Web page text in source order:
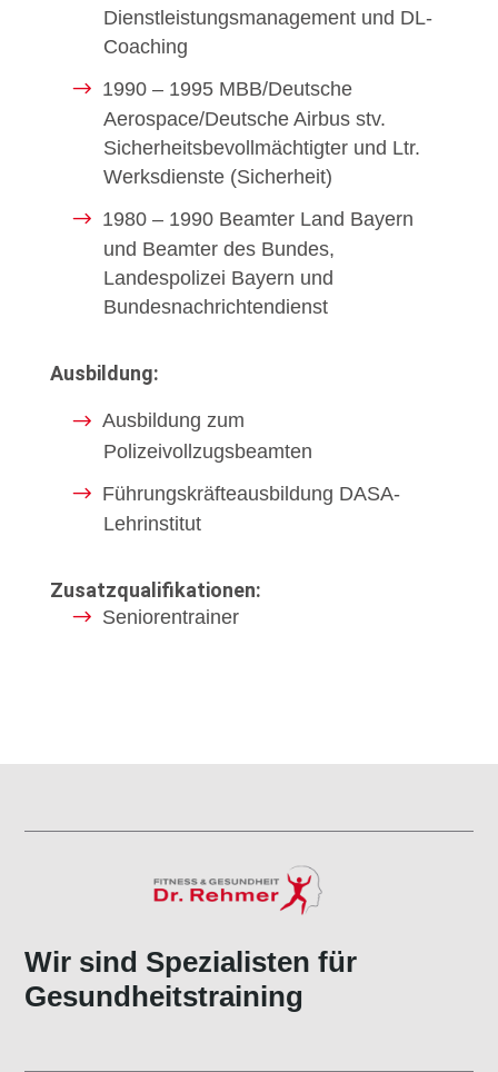
Dienstleistungsmanagement und DL-
Coaching
1990 – 1995 MBB/Deutsche
Aerospace/Deutsche Airbus stv.
Sicherheitsbevollmächtigter und Ltr.
Werksdienste (Sicherheit)
1980 – 1990 Beamter Land Bayern
und Beamter des Bundes,
Landespolizei Bayern und
Bundesnachrichtendienst
Ausbildung:
Ausbildung zum
Polizeivollzugsbeamten
Führungskräfteausbildung DASA-
Lehrinstitut
Zusatzqualifikationen:
Seniorentrainer
Wir sind Spezialisten für
Gesundheitstraining